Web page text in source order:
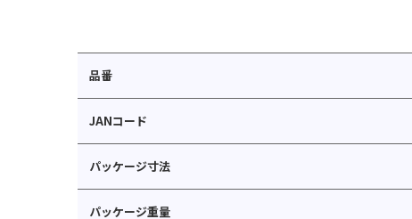
品番
JANコード
パッケージ寸法
パッケージ重量